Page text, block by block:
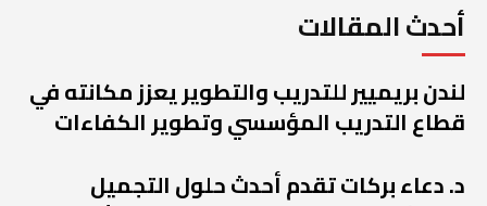
أحدث المقالات
لندن بريميير للتدريب والتطوير يعزز مكانته في
قطاع التدريب المؤسسي وتطوير الكفاءات
د. دعاء بركات تقدم أحدث حلول التجميل